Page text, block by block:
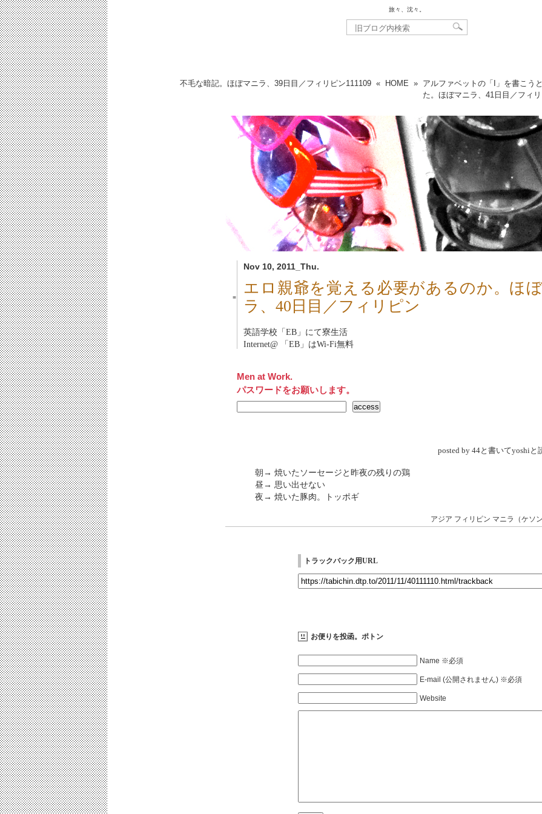
旅々、沈々。
不毛な暗記。ほぼマニラ、39日目／フィリピン111109« HOME » アルファベットの「I」を書こう
た。ほぼマニラ、41日目／フィ
Nov 10, 2011_Thu.
■
エロ親爺を覚える必要があるのか。ほ
ラ、40日目／フィリピン
英語学校「EB 」にて寮生活
Internet@ 「EB 」はWi-Fi無料
Men at Work.
パスワードをお願いします。
posted by 44と書いてyoshiと
朝→ 焼いたソーセージと昨夜の残りの鶏
昼→ 思い出せない
夜→ 焼いた豚肉。トッポギ
アジア フィリピン マニラ（ケソン
トラックバック用URL
お便りを投函。ポトン
Name ※必須
E-mail (公開されません) ※必須
Website